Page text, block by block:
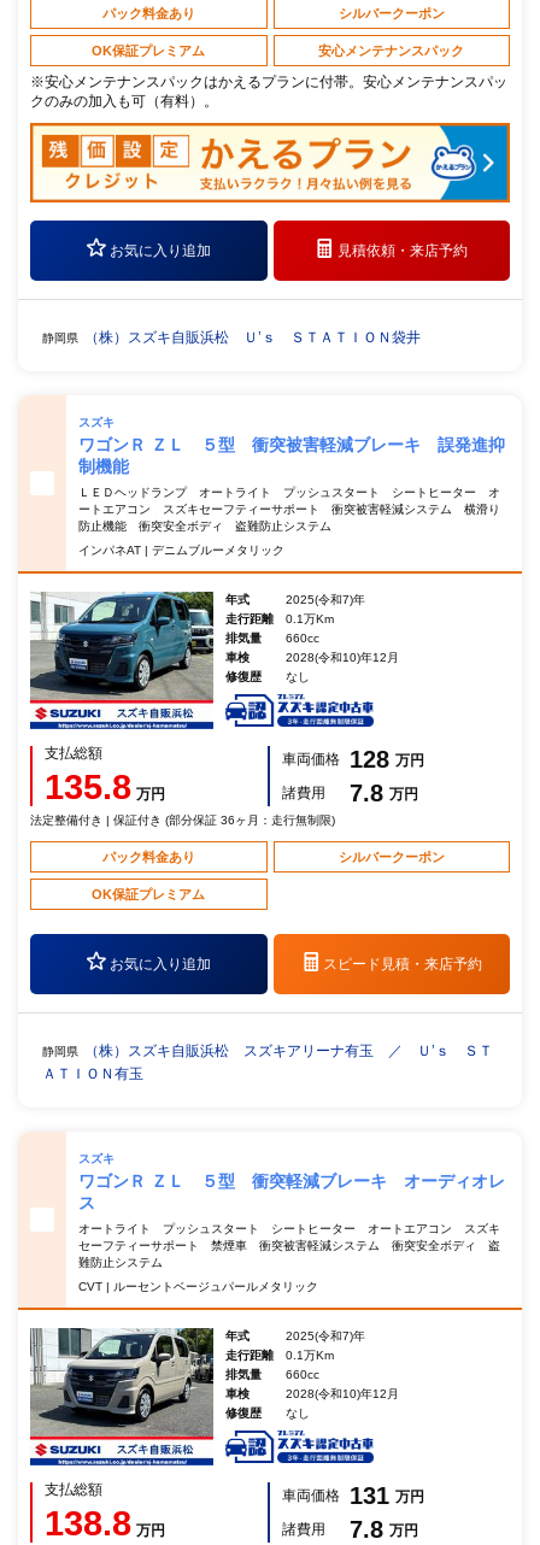
パック料金あり シルバークーポン
OK保証プレミアム 安心メンテナンスパック
※安心メンテナンスパックはかえるプランに付帯。安心メンテナンスパッ
クのみの加入も可（有料）。
お気に入り追加 見積依頼・来店予約
静岡県 （株）スズキ自販浜松 Ｕ’ｓ ＳＴＡＴＩＯＮ袋井
スズキ
ワゴンＲ ＺＬ ５型 衝突被害軽減ブレーキ 誤発進抑
制機能
ＬＥＤヘッドランプ オートライト プッシュスタート シートヒーター オ
ートエアコン スズキセーフティーサポート 衝突被害軽減システム 横滑り
防止機能 衝突安全ボディ 盗難防止システム
インパネAT | デニムブルーメタリック
年式
2025(令和7)年
走行距離
0.1万Km
排気量
660cc
車検
2028(令和10)年12月
修復歴
なし
支払総額
135.8 万円
車両価格 128 万円
諸費用
7.8 万円
法定整備付き | 保証付き (部分保証 36ヶ月：走行無制限)
パック料金あり シルバークーポン
OK保証プレミアム
お気に入り追加 スピード見積・ 来店予約
静岡県
（株）スズキ自販浜松 スズキアリーナ有玉 ／ Ｕ’ｓ ＳＴ
ＡＴＩＯＮ有玉
スズキ
ワゴンＲ ＺＬ ５型 衝突軽減ブレーキ オーディオレ
ス
オートライト プッシュスタート シートヒーター オートエアコン スズキ
セーフティーサポート 禁煙車 衝突被害軽減システム 衝突安全ボディ 盗
難防止システム
CVT | ルーセントベージュパールメタリック
年式
2025(令和7)年
走行距離
0.1万Km
排気量
660cc
車検
2028(令和10)年12月
修復歴
なし
支払総額
138.8 万円
車両価格 131 万円
諸費用
7.8 万円